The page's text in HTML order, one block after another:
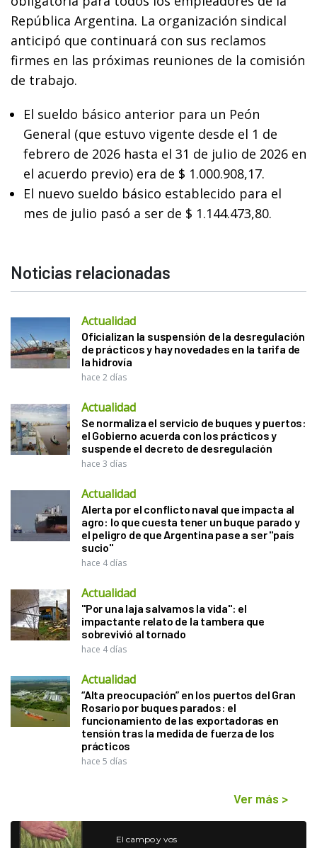
República Argentina. La organización sindical
anticipó que continuará con sus reclamos
firmes en las próximas reuniones de la comisión
de trabajo.
El sueldo básico anterior para un Peón
General (que estuvo vigente desde el 1 de
febrero de 2026 hasta el 31 de julio de 2026 en
el acuerdo previo) era de $ 1.000.908,17.
El nuevo sueldo básico establecido para el
mes de julio pasó a ser de $ 1.144.473,80.
Noticias relacionadas
Actualidad
Oficializan la suspensión de la desregulación
de prácticos y hay novedades en la tarifa de
la hidrovía
hace 2 días
Actualidad
Se normaliza el servicio de buques y puertos:
el Gobierno acuerda con los prácticos y
suspende el decreto de desregulación
hace 3 días
Actualidad
Alerta por el conflicto naval que impacta al
agro: lo que cuesta tener un buque parado y
el peligro de que Argentina pase a ser "país
sucio"
hace 4 días
Actualidad
"Por una laja salvamos la vida": el
impactante relato de la tambera que
sobrevivió al tornado
hace 4 días
Actualidad
“Alta preocupación” en los puertos del Gran
Rosario por buques parados: el
funcionamiento de las exportadoras en
tensión tras la medida de fuerza de los
prácticos
hace 5 días
Ver más >
El campo y vos